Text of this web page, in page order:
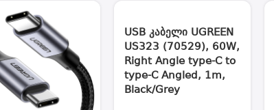
USB კაბელი UGREEN
US323 (70529), 60W,
Right Angle type-C to
type-C Angled, 1m,
Black/Grey